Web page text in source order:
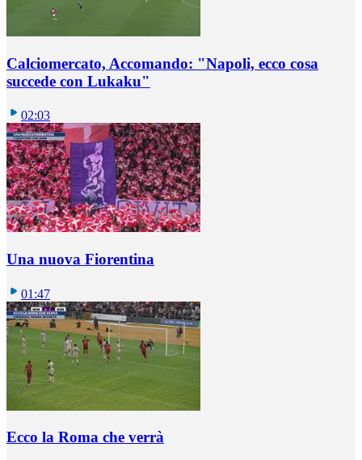
Calciomercato, Accomando: "Napoli, ecco cosa
succede con Lukaku"
02:03
Una nuova Fiorentina
01:47
Ecco la Roma che verrà